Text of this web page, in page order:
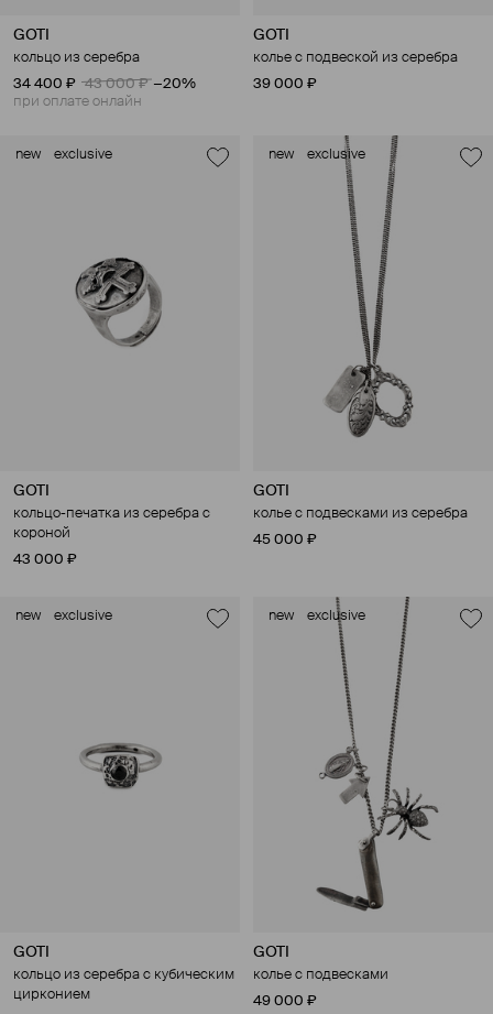
GOTI
кольцо из серебра
34 400 ₽
43 000 ₽ −20%
при оплате онлайн
GOTI
колье с подвеской из серебра
39 000 ₽
new exclusive
GOTI
кольцо-печатка из серебра с
короной
43 000 ₽
new exclusive
GOTI
колье с подвесками из серебра
45 000 ₽
new exclusive
GOTI
кольцо из серебра с кубическим
цирконием
new exclusive
GOTI
колье с подвесками
49 000 ₽